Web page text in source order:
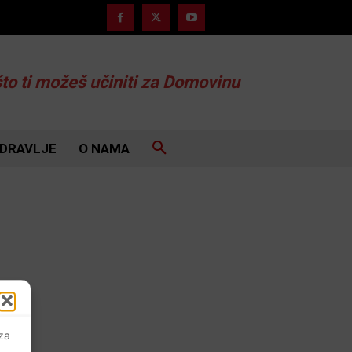
ti možeš učiniti za Domovinu
O NAMA